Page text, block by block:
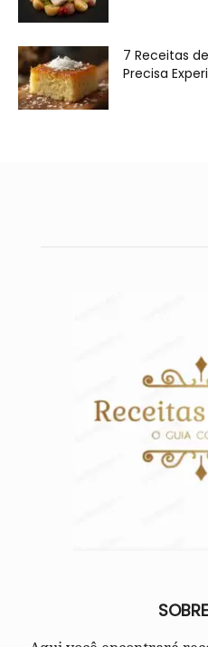
7 Receitas
Precisa